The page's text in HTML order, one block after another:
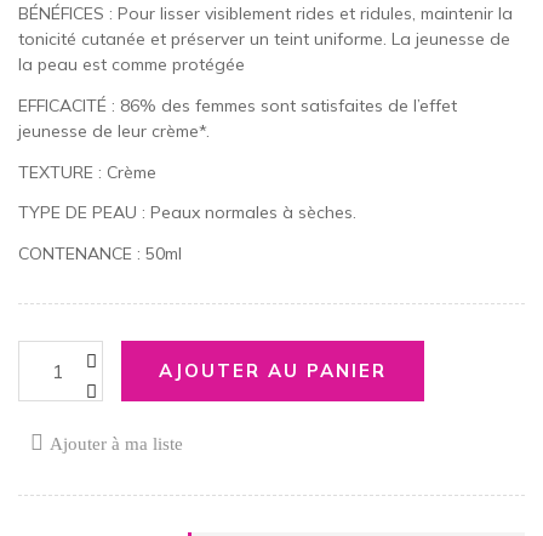
BÉNÉFICES : Pour lisser visiblement rides et ridules, maintenir la
tonicité cutanée et préserver un teint uniforme. La jeunesse de
la peau est comme protégée
EFFICACITÉ : 86% des femmes sont satisfaites de l’effet
jeunesse de leur crème*.
TEXTURE : Crème
TYPE DE PEAU : Peaux normales à sèches.
CONTENANCE : 50ml
AJOUTER AU PANIER
Ajouter à ma liste